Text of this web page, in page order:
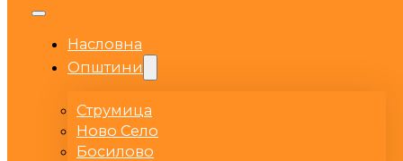
Насловна
Општини
Струмица
Ново Село
Босилово